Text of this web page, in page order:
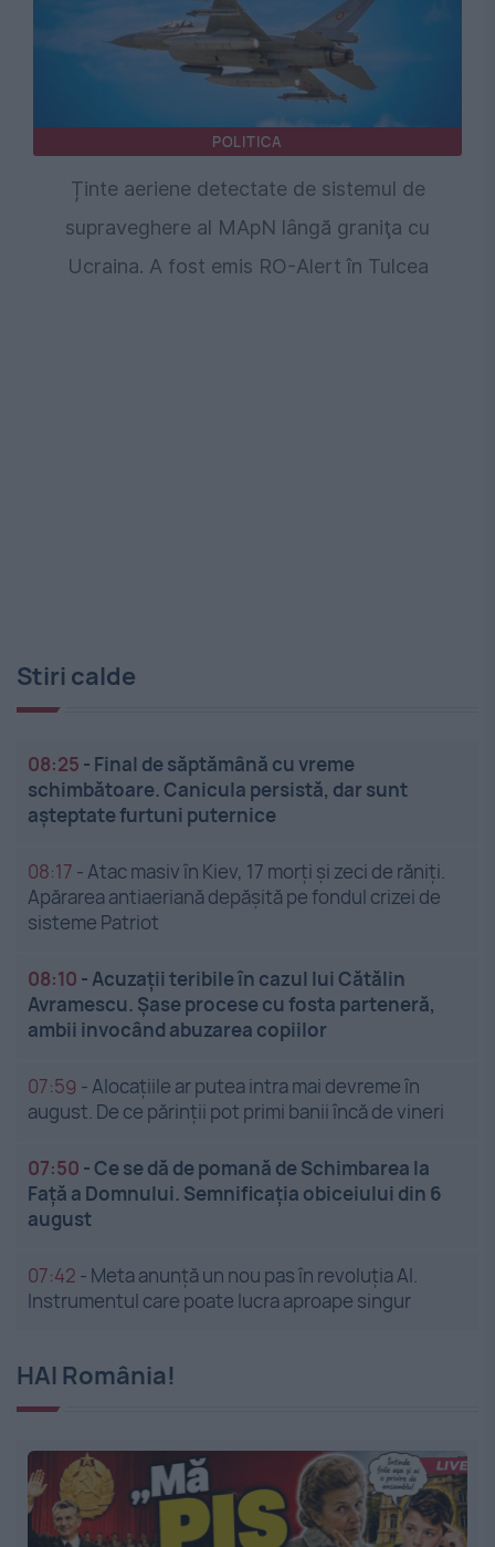
POLITICA
Ținte aeriene detectate de sistemul de
supraveghere al MApN lângă graniţa cu
Ucraina. A fost emis RO-Alert în Tulcea
Stiri calde
08:25 - Final de săptămână cu vreme
schimbătoare. Canicula persistă, dar sunt
așteptate furtuni puternice
08:17 -Atac masiv în Kiev, 17 morți și zeci de răniți.
Apărarea antiaeriană depășită pe fondul crizei de
sisteme Patriot
08:10 -Acuzații teribile în cazul lui Cătălin
Avramescu. Șase procese cu fosta parteneră,
ambii invocând abuzarea copiilor
07:59 -Alocațiile ar putea intra mai devreme în
august. De ce părinții pot primi banii încă de vineri
07:50 -Ce se dă de pomană de Schimbarea la
Față a Domnului. Semnificația obiceiului din 6
august
07:42 - Meta anunță un nou pas în revoluția AI.
Instrumentul care poate lucra aproape singur
HAI România!